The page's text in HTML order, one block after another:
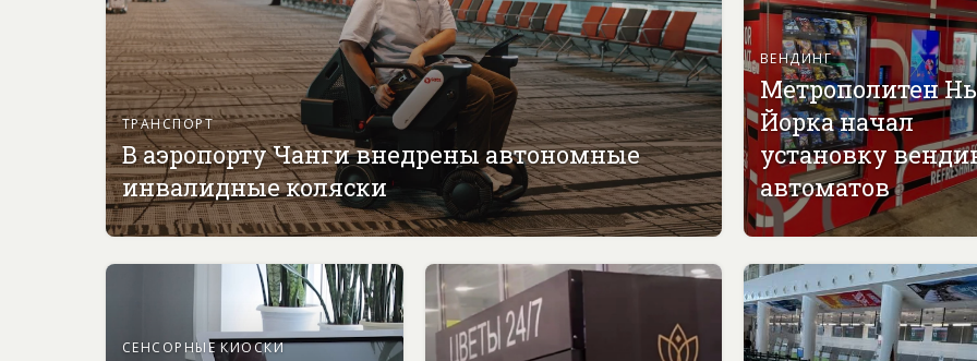
ТРАНСПОРТ
В аэропорту Чанги внедрены автономные
инвалидные коляски
ВЕНДИНГ
Метрополитен
Йорка начал
установку
автоматов
СЕНСОРНЫЕ КИОСКИ